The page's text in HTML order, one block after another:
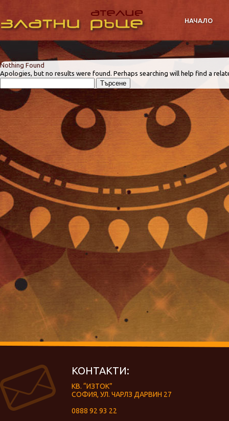
НАЧАЛО
Nothing Found
Apologies, but no results were found. Perhaps searching will help find a
за:
КОНТАКТИ:
КВ. “ИЗТОК”
СОФИЯ, УЛ. ЧАРЛЗ ДАРВИН 27
0888 92 93 22